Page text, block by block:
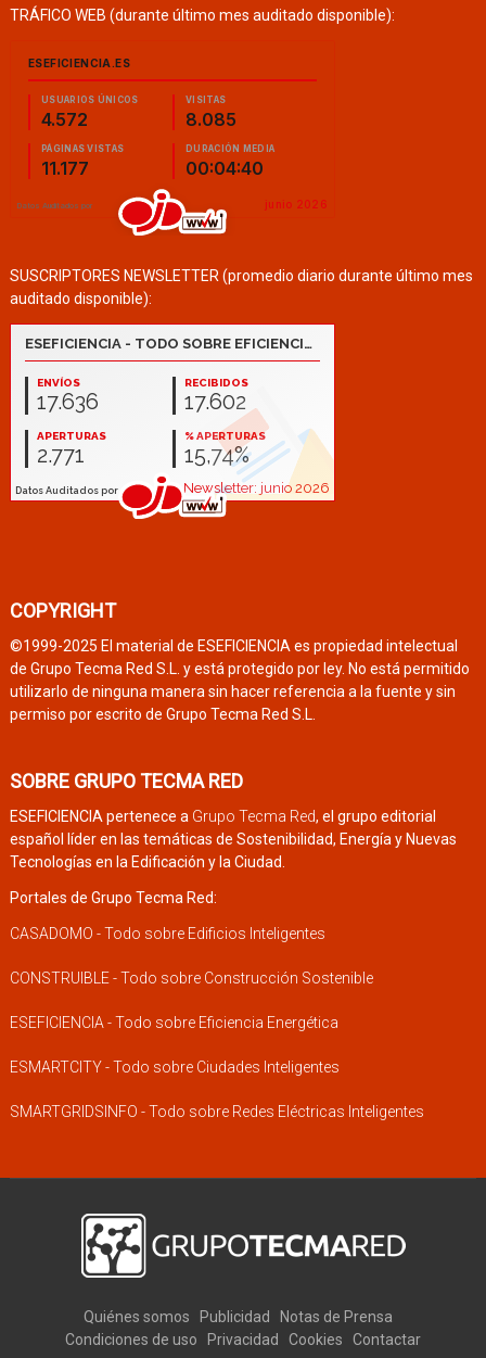
TRÁFICO WEB (durante último mes auditado disponible):
SUSCRIPTORES NEWSLETTER (promedio diario durante último mes
auditado disponible):
COPYRIGHT
©1999-2025 El material de ESEFICIENCIA es propiedad intelectual
de Grupo Tecma Red S.L. y está protegido por ley. No está permitido
utilizarlo de ninguna manera sin hacer referencia a la fuente y sin
permiso por escrito de Grupo Tecma Red S.L.
SOBRE GRUPO TECMA RED
ESEFICIENCIA pertenece a Grupo Tecma Red, el grupo editorial
español líder en las temáticas de Sostenibilidad, Energía y Nuevas
Tecnologías en la Edificación y la Ciudad.
Portales de Grupo Tecma Red:
CASADOMO - Todo sobre Edificios Inteligentes
CONSTRUIBLE - Todo sobre Construcción Sostenible
ESEFICIENCIA - Todo sobre Eficiencia Energética
ESMARTCITY - Todo sobre Ciudades Inteligentes
SMARTGRIDSINFO - Todo sobre Redes Eléctricas Inteligentes
Quiénes somos Publicidad
Notas de Prensa
Condiciones de uso
Privacidad Cookies Contactar